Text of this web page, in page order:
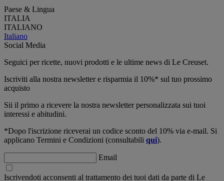
Paese & Lingua
ITALIA
ITALIANO
Italiano
Social Media
Seguici per ricette, nuovi prodotti e le ultime news di Le Creuset.
Iscriviti alla nostra newsletter e risparmia il 10%* sul tuo prossimo
acquisto
Sii il primo a ricevere la nostra newsletter personalizzata sui tuoi
interessi e abitudini.
*Dopo l'iscrizione riceverai un codice sconto del 10% via e-mail. Si
applicano Termini e Condizioni (consultabili qui).
Email
Iscrivendoti acconsenti al trattamento dei tuoi dati da parte di Le